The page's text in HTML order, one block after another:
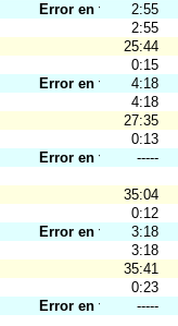
Error en tarj.
2:55
2:55
25:44
0:15
Error en tarj.
4:18
4:18
27:35
0:13
Error en tarj.
-----
35:04
0:12
Error en tarj.
3:18
3:18
35:41
0:23
Error en tarj.
-----